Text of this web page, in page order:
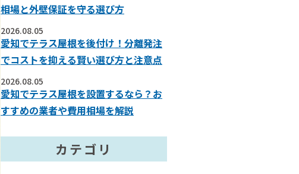
相場と外壁保証を守る選び方
2026.08.05
愛知でテラス屋根を後付け！分離発注
でコストを抑える賢い選び方と注意点
2026.08.05
愛知でテラス屋根を設置するなら？お
すすめの業者や費用相場を解説
カテゴリ